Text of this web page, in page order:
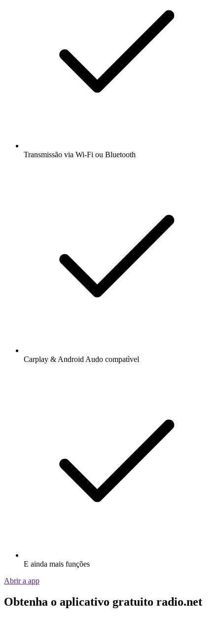
Transmissão via Wi-Fi ou Bluetooth
Carplay & Android Audo compatìvel
E ainda mais funções
Abrir a app
Obtenha o aplicativo gratuito radio.net